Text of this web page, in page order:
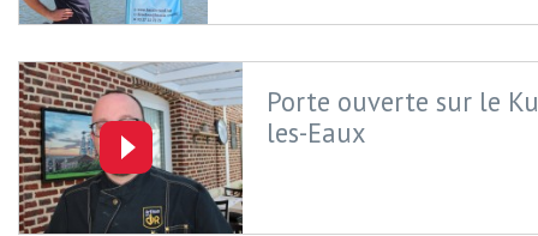
Porte ouverte sur le
les-Eaux